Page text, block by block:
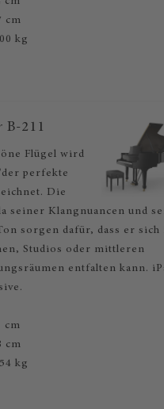
cm
kg
B-211
Flügel wird
perfekte
Die
seiner Klangnuancen und
sorgen dafür, dass er sich
Studios oder mittleren
entfalten kann.
cm
cm
kg